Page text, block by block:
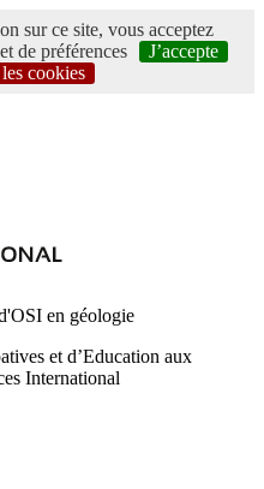
sur ce site, vous acceptez
de préférences
J’accepte
cookies
en géologie
et d’Education aux
International